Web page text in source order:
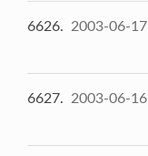
6626 2003-06-17
6627 2003-06-16